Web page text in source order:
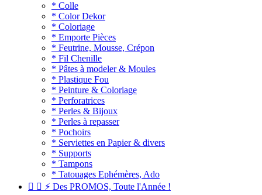
* Colle
* Color Dekor
* Coloriage
* Emporte Pièces
* Feutrine, Mousse, Crépon
* Fil Chenille
* Pâtes à modeler & Moules
* Plastique Fou
* Peinture & Coloriage
* Perforatrices
* Perles & Bijoux
* Perles à repasser
* Pochoirs
* Serviettes en Papier & divers
* Supports
* Tampons
* Tatouages Ephémères, Ado
  ⚡ Des PROMOS, Toute l'Année !